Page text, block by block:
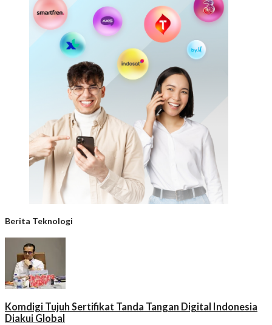
Berita Teknologi
Komdigi Tujuh Sertifikat Tanda Tangan Digital Indonesia
Diakui Global